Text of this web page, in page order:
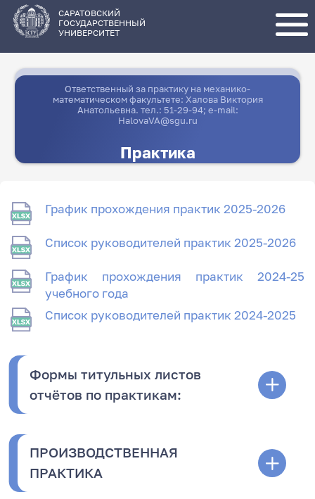
основному
содержанию
САРАТОВСКИЙ
ГОСУДАРСТВЕННЫЙ
УНИВЕРСИТЕТ
Ответственный за практику на механико-
математическом факультете: Халова Виктория
Анатольевна. тел.: 51-29-94; e-mail:
HalovaVA@sgu.ru
Практика
График прохождения практик 2025-2026
Список руководителей практик 2025-2026
График прохождения практик 2024-25
учебного года
Список руководителей практик 2024-2025
Формы титульных листов
отчётов по практикам:
ПРОИЗВОДСТВЕННАЯ
ПРАКТИКА